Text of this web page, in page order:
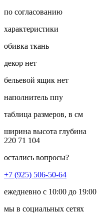
по согласованию
характеристики
обивка ткань
декор нет
бельевой ящик нет
наполнитель ппу
таблица размеров, в см
ширина высота глубина
220 71 104
остались вопросы?
+7 (925) 506-50-64
ежедневно с 10:00 до 19:00
мы в социальных сетях